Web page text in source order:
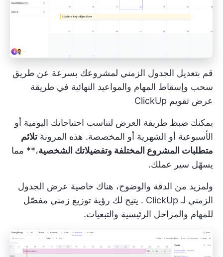
قم بتعديل الجدول الزمني لمشروعك بسرعة عن طريق
سحب وإسقاط المهام والمواعيد النهائية في طريقة
عرض تقويم ClickUp
يمكنك ضبط طريقة العرض لتناسب احتياجاتك اليومية أو
الأسبوعية أو الشهرية أو المخصصة. هذه المرونةتلائم
متطلبات المشروع المختلفة وتفضيلاتك الشخصية،** مما
يسهّل سير عملك.
ولمزيد من الدقة والوضوح، هناك خاصية عرض الجدول
الزمني لـ ClickUp
. يتيح لك رؤية توزيع زمني مفصّل
للمهام والمراحل الرئيسية والتبعيات.